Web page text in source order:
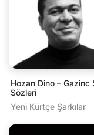
Hozan Dino – Gazinc
Sözleri
Yeni Kürtçe Şarkılar